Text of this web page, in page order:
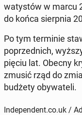
wa­ty­stów w marcu
do końca sierp­nia
Po tym ter­mi­nie
po­przed­nich,
pięciu lat. Obecny
zmusić rząd do
budżety oby­wa­te­li.
Independent.co.uk /